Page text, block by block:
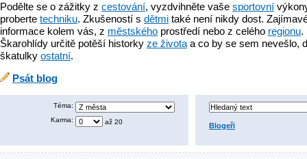
Podělte se o zážitky z cestování, vyzdvihněte vaše sportovní
proberte techniku. Zkušeností s dětmi také není nikdy dost.
informace kolem vás, z městského prostředí nebo z celého regionu.
Škarohlídy určitě potěší historky ze života a co by se sem nevešlo,
škatulky ostatní.
Psát blog
Téma:
Karma:
až 20 Blogeři